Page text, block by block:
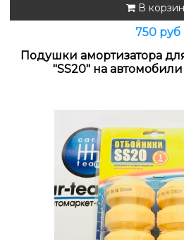
В
750 руб
Подушки амортизатора
"SS20" на автомобили